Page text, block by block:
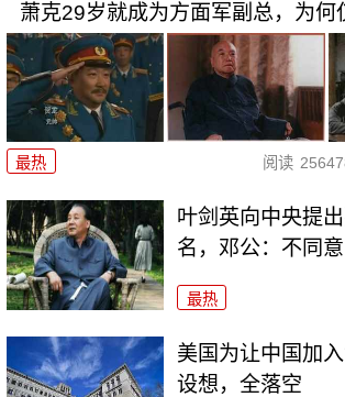
萧克29岁就成为方面军副总，为何
最热 阅读
叶剑英向中央提
名，邓公：不同意
最热
美国为让中国加
设想，全落空